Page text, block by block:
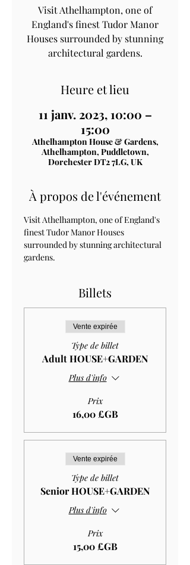
Visit Athelhampton, one of
England's finest Tudor Manor
Houses surrounded by stunning
architectural gardens.
Heure et lieu
11 janv. 2023, 10:00 –
15:00
Athelhampton House & Gardens,
Athelhampton, Puddletown,
Dorchester DT2 7LG, UK
À propos de l'événement
Visit Athelhampton, one of England's
finest Tudor Manor Houses
surrounded by stunning architectural
gardens.
Billets
Vente expirée
Type de billet
Adult HOUSE+GARDEN
Plus d'info
Prix
16,00 £GB
Vente expirée
Type de billet
Senior HOUSE+GARDEN
Plus d'info
Prix
15,00 £GB